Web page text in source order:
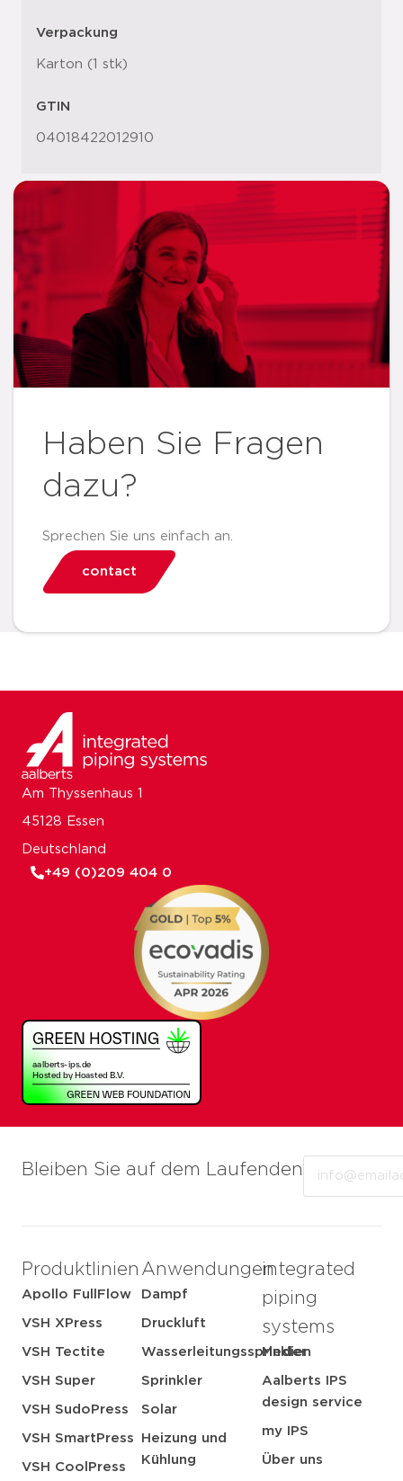
Verpackung
Karton (1 stk)
GTIN
04018422012910
Haben Sie Fragen
dazu?
Sprechen Sie uns einfach an.
contact
Bleiben Sie auf dem Laufenden
Produktlinien
Apollo FullFlow
VSH XPress
VSH Tectite
VSH Super
VSH SudoPress
VSH SmartPress
VSH CoolPress
Anwendungen
Dampf
Druckluft
Wasserleitungssprinkler
Sprinkler
Solar
Heizung und
Kühlung
integrated
piping
systems
Medien
Aalberts IPS
design service
my IPS
Über uns
Am Thyssenhaus 1
45128 Essen
Deutschland
+49 (0)209 404 0